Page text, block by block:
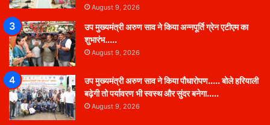
August 9, 2026
उप मुख्यमंत्री अरुण साव ने किया अन्नपूर्ति ग्रेन एटीएम का
शुभारंभ…..
August 9, 2026
उप मुख्यमंत्री अरुण साव ने किया पौधारोपण….. बोले हरियाली
बढ़ेगी तो पर्यावरण भी स्वस्थ और सुंदर बनेगा…..
August 9, 2026